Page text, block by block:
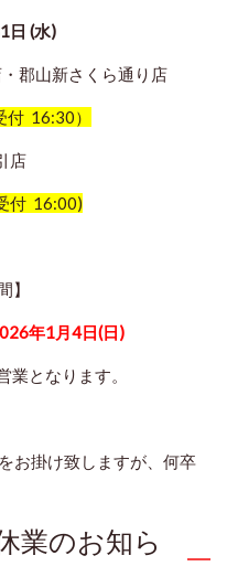
日 (水)
郡山新さくら通り店
16:30）
店
付 16:00)
】
年1月4日(日)
業となります。
お掛け致しますが、何卒
業のお知ら